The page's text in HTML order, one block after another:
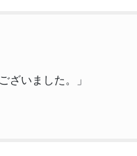
ざいました。」